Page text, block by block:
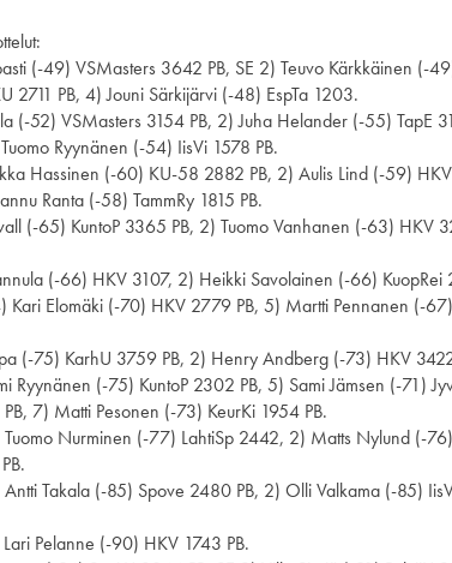
(-49) VSMasters 3642 PB, SE 2) Teuvo Kärkkäinen (-
2711 PB, 4) Jouni Särkijärvi (-48) EspTa 1203.
52) VSMasters 3154 PB, 2) Juha Helander (-55) TapE
Ryynänen (-54) IisVi 1578 PB.
Hassinen (-60) KU-58 2882 PB, 2) Aulis Lind (-59)
Ranta (-58) TammRy 1815 PB.
(-65) KuntoP 3365 PB, 2) Tuomo Vanhanen (-63) HKV
(-66) HKV 3107, 2) Heikki Savolainen (-66) KuopRei
Kari Elomäki (-70) HKV 2779 PB, 5) Martti Pennanen (-
(-75) KarhU 3759 PB, 2) Henry Andberg (-73) HKV
Ryynänen (-75) KuntoP 2302 PB, 5) Sami Jämsen (-71)
7) Matti Pesonen (-73) KeurKi 1954 PB.
Nurminen (-77) LahtiSp 2442, 2) Matts Nylund (-
Takala (-85) Spove 2480 PB, 2) Olli Valkama (-85)
Pelanne (-90) HKV 1743 PB.